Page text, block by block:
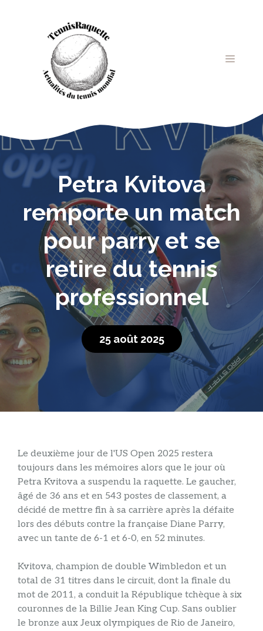
MENU
Petra Kvitova
remporte un match
pour parry et se
retire du tennis
professionnel
25 août 2025
Le deuxième jour de l'US Open 2025 restera
toujours dans les mémoires alors que le jour où
Petra Kvitova a suspendu la raquette. Le gaucher,
âgé de 36 ans et en 543 postes de classement, a
décidé de mettre fin à sa carrière après la défaite
lors des débuts contre la française Diane Parry,
avec un tante de 6-1 et 6-0, en 52 minutes.
Kvitova, champion de double Wimbledon et un
total de 31 titres dans le circuit, dont la finale du
mot de 2011, a conduit la République tchèque à six
couronnes de la Billie Jean King Cup. Sans oublier
le bronze aux Jeux olympiques de Rio de Janeiro,